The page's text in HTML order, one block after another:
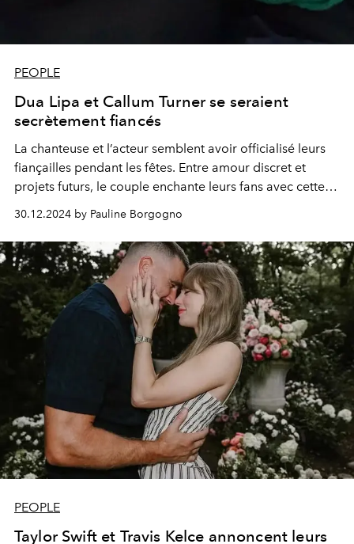
PEOPLE
Dua Lipa et Callum Turner se seraient
secrètement fiancés
La chanteuse et l’acteur semblent avoir officialisé leurs
fiançailles pendant les fêtes. Entre amour discret et
projets futurs, le couple enchante leurs fans avec cette
grande annonce.
30.12.2024 by Pauline Borgogno
PEOPLE
Taylor Swift et Travis Kelce annoncent leurs